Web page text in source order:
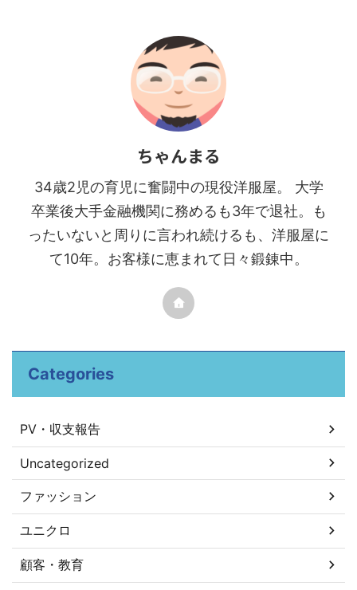
ちゃんまる
34歳2児の育児に奮闘中の現役洋服屋。 大学
卒業後大手金融機関に務めるも3年で退社。も
ったいないと周りに言われ続けるも、洋服屋に
て10年。お客様に恵まれて日々鍛錬中。
Categories
PV・収支報告
Uncategorized
ファッション
ユニクロ
顧客・教育